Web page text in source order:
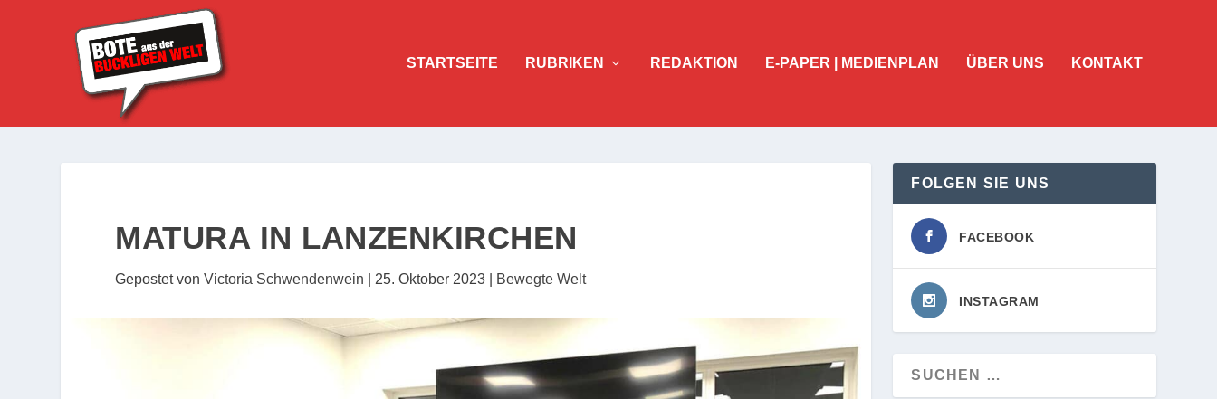
STARTSEITE RUBRIKEN REDAKTION E-PAPER | MEDIENPLAN ÜBER UNS KONTAKT
MATURA IN LANZENKIRCHEN
Gepostet vonVictoria Schwendenwein 25. Oktober 2023 Bewegte Welt
FOLGEN SIE UNS
FACEBOOK
INSTAGRAM